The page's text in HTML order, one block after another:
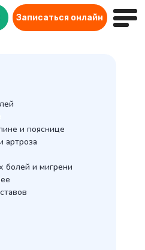
онлайн
вычет
онлайн
болей и мигрени
артроза
и пояснице